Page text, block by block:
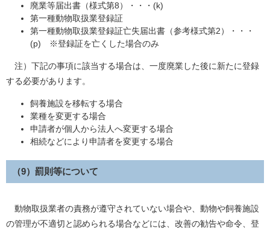
廃業等届出書（様式第8）・・・(k)
第一種動物取扱業登録証
第一種動物取扱業登録証亡失届出書（参考様式第2）・・・
(p) ※登録証を亡くした場合のみ
注）下記の事項に該当する場合は、一度廃業した後に新たに登録
する必要があります。
飼養施設を移転する場合
業種を変更する場合
申請者が個人から法人へ変更する場合
相続などにより申請者を変更する場合
（9）罰則等について
動物取扱業者の責務が遵守されていない場合や、動物や飼養施設
の管理が不適切と認められる場合などには、改善の勧告や命令、登